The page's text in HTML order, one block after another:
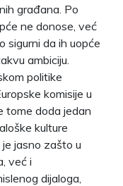
građana. Po
ne donose, već
sigurni da ih uopće
ambiciju.
politike
komisije u
tome doda jedan
kulture
jasno zašto u
već i
dijaloga,